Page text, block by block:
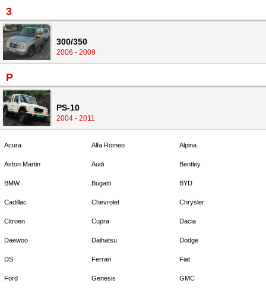
3
300/350
2006 - 2009
P
PS-10
2004 - 2011
Acura Alfa Romeo Alpina
Aston Martin Audi Bentley
BMW Bugatti BYD
Cadillac Chevrolet Chrysler
Citroen Cupra Dacia
Daewoo Daihatsu Dodge
DS Ferrari Fiat
Ford Genesis GMC